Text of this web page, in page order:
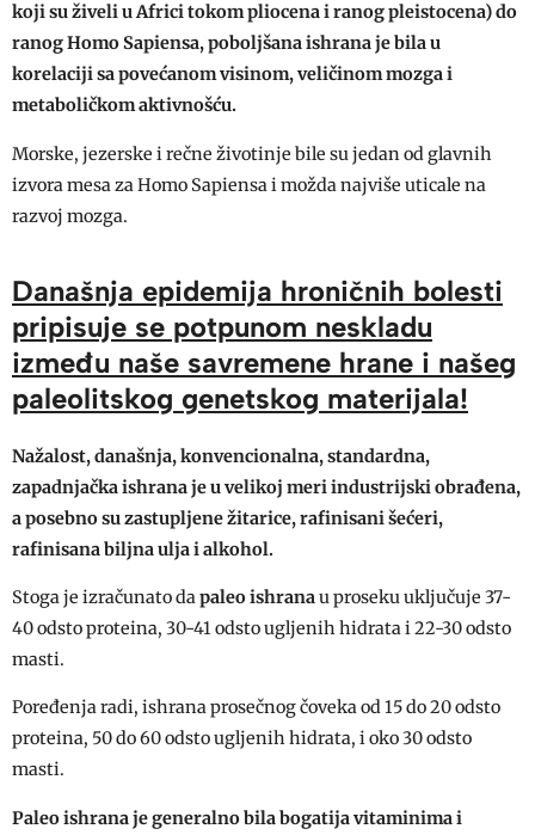
koji su živeli u Africi tokom pliocena i ranog pleistocena) do
ranog Homo Sapiensa, poboljšana ishrana je bila u
korelaciji sa povećanom visinom, veličinom mozga i
metaboličkom aktivnošću.
Morske, jezerske i rečne životinje bile su jedan od glavnih
izvora mesa za Homo Sapiensa i možda najviše uticale na
razvoj mozga.
Današnja epidemija hroničnih bolesti
pripisuje se potpunom neskladu
između naše savremene hrane i našeg
paleolitskog genetskog materijala!
Nažalost, današnja, konvencionalna, standardna,
zapadnjačka ishrana je u velikoj meri industrijski obrađena,
a posebno su zastupljene žitarice, rafinisani šećeri,
rafinisana biljna ulja i alkohol.
Stoga je izračunato dapaleo ishranau proseku uključuje 37-
40 odsto proteina, 30-41 odsto ugljenih hidrata i 22-30 odsto
masti.
Poređenja radi, ishrana prosečnog čoveka od 15 do 20 odsto
proteina, 50 do 60 odsto ugljenih hidrata, i oko 30 odsto
masti.
Paleo ishrana je generalno bila bogatija vitaminima i